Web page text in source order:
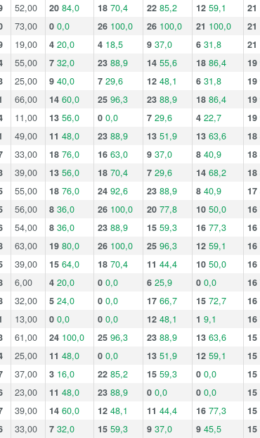
52,00 20 84,0 18 70,4 22 85,2 12 59,1 21
73,00 0 0,0 26 100,0 26 100,0 21 100,0 21
19,00 4 20,0 4 18,5 9 37,0 6 31,8 21
55,00 7 32,0 23 88,9 14 55,6 18 86,4 19
25,00 9 40,0 7 29,6 12 48,1 6 31,8 19
66,00 14 60,0 25 96,3 23 88,9 18 86,4 19
11,00 13 56,0 0 0,0 7 29,6 4 22,7 19
49,00 11 48,0 23 88,9 13 51,9 13 63,6 18
33,00 18 76,0 16 63,0 9 37,0 8 40,9 18
39,00 13 56,0 18 70,4 7 29,6 14 68,2 18
55,00 18 76,0 24 92,6 23 88,9 8 40,9 17
56,00 8 36,0 26 100,0 20 77,8 10 50,0 16
54,00 8 36,0 23 88,9 15 59,3 16 77,3 16
63,00 19 80,0 26 100,0 25 96,3 12 59,1 16
39,00 15 64,0 18 70,4 11 44,4 10 50,0 16
6,00 4 20,0 0 0,0 6 25,9 0 0,0 16
32,00 5 24,0 0 0,0 17 66,7 15 72,7 16
13,00 0 0,0 0 0,0 12 48,1 1 9,1 16
61,00 24 100,0 25 96,3 23 88,9 13 63,6 15
25,00 11 48,0 0 0,0 13 51,9 12 59,1 15
37,00 3 16,0 22 85,2 15 59,3 0 0,0 15
23,00 11 48,0 23 88,9 0 0,0 0 0,0 15
39,00 14 60,0 12 48,1 11 44,4 16 77,3 15
33,00 7 32,0 15 59,3 9 37,0 9 45,5 15